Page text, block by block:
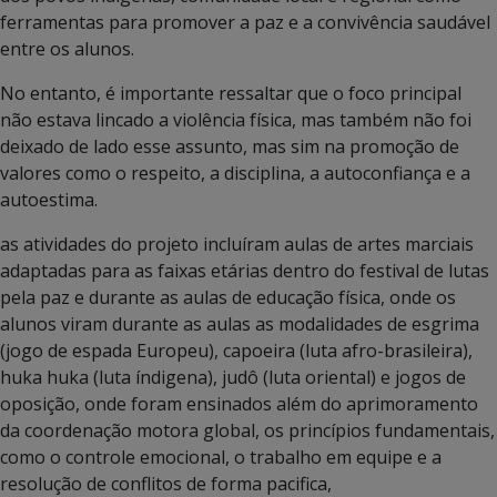
ferramentas para promover a paz e a convivência saudável
entre os alunos.
No entanto, é importante ressaltar que o foco principal
não estava lincado a violência física, mas também não foi
deixado de lado esse assunto, mas sim na promoção de
valores como o respeito, a disciplina, a autoconfiança e a
autoestima.
as atividades do projeto incluíram aulas de artes marciais
adaptadas para as faixas etárias dentro do festival de lutas
pela paz e durante as aulas de educação física, onde os
alunos viram durante as aulas as modalidades de esgrima
(jogo de espada Europeu), capoeira (luta afro-brasileira),
huka huka (luta índigena), judô (luta oriental) e jogos de
oposição, onde foram ensinados além do aprimoramento
da coordenação motora global, os princípios fundamentais,
como o controle emocional, o trabalho em equipe e a
resolução de conflitos de forma pacifica,